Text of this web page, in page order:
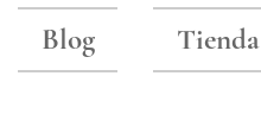
Blog Tienda